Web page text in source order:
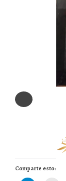
Comparte esto: